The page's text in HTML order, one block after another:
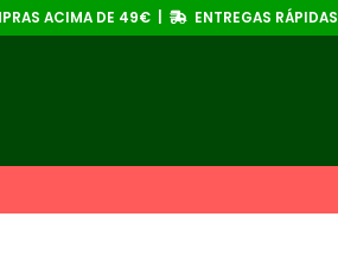
ACIMA DE 49€ | ENTREGAS